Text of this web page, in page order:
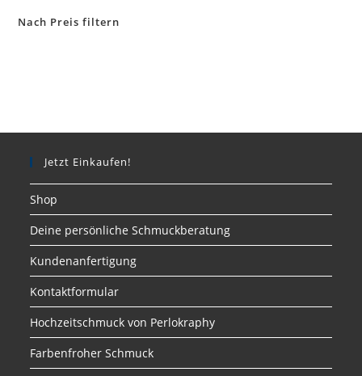
Nach Preis filtern
Jetzt Einkaufen!
Shop
Deine persönliche Schmuckberatung
Kundenanfertigung
Kontaktformular
Hochzeitschmuck von Perlokraphy
Farbenfroher Schmuck